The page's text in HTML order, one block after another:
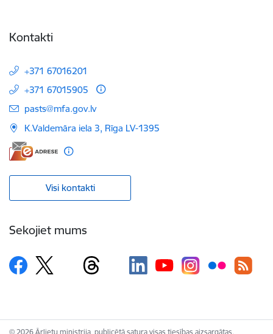
Kontakti
+371 67016201
+371 67015905
E-pasts:
pasts@mfa.gov.lv
K.Valdemāra iela 3, Rīga LV-1395
Visi kontakti
Sekojiet mums
© 2026 Ārlietu ministrija, publicētā satura visas tiesības aizsargātas.